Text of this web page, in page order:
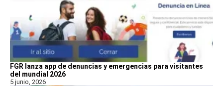
FGR lanza app de denuncias y emergencias para visitantes
del mundial 2026
5 junio, 2026